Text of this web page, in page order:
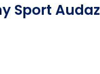
Sport Audaz